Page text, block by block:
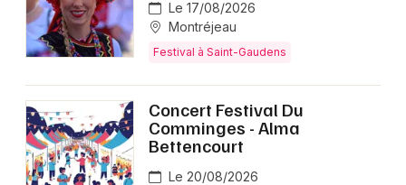
Le 17/08/2026
Montréjeau
Festival à Saint-Gaudens
Concert Festival Du
Comminges - Alma
Bettencourt
Le 20/08/2026